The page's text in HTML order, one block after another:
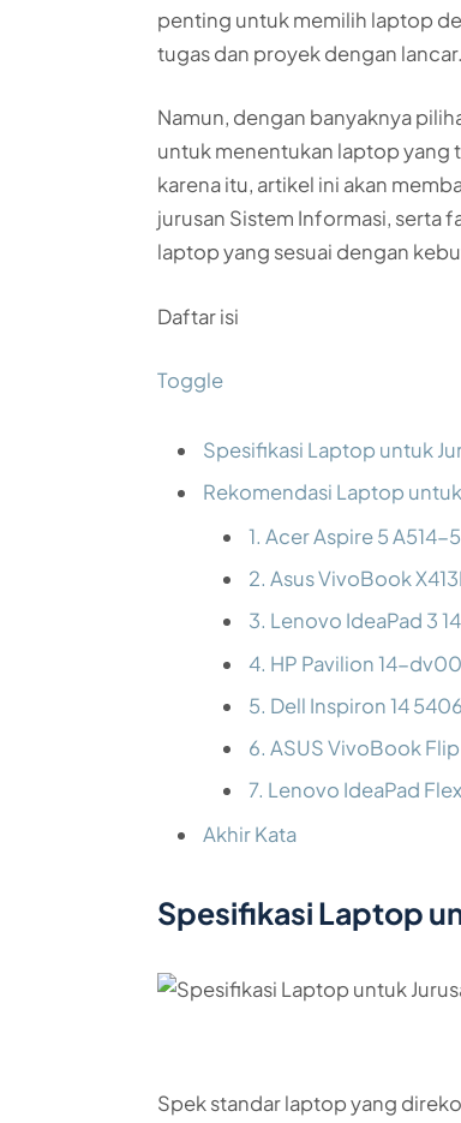
penting untuk memilih laptop
tugas dan proyek dengan lancar.
Namun, dengan banyaknya
untuk menentukan laptop yang
karena itu, artikel ini akan
jurusan Sistem Informasi, serta
laptop yang sesuai dengan
Daftar isi
Toggle
Spesifikasi Laptop untuk
Rekomendasi Laptop
1. Acer Aspire 5
2. Asus VivoBook
3. Lenovo IdeaPad 3
4. HP Pavilion 14-
5. Dell Inspiron 14 5406
6. ASUS VivoBook
7. Lenovo IdeaPad
Akhir Kata
Spesifikasi Laptop
Spek standar laptop yang